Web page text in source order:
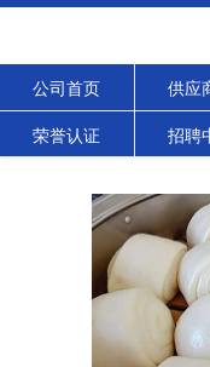
公司首页 供应
荣誉认证 招聘